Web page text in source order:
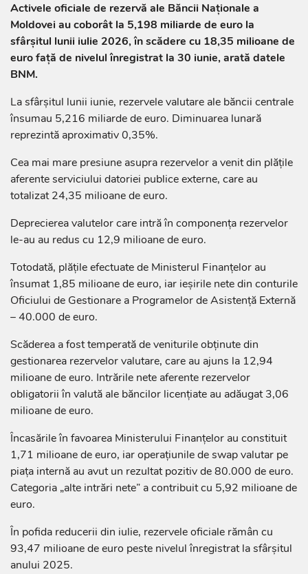
Activele oficiale de rezervă ale Băncii Naționale a
Moldovei au coborât la 5,198 miliarde de euro la
sfârșitul lunii iulie 2026, în scădere cu 18,35 milioane de
euro față de nivelul înregistrat la 30 iunie, arată datele
BNM.
La sfârșitul lunii iunie, rezervele valutare ale băncii centrale
însumau 5,216 miliarde de euro. Diminuarea lunară
reprezintă aproximativ 0,35%.
Cea mai mare presiune asupra rezervelor a venit din plățile
aferente serviciului datoriei publice externe, care au
totalizat 24,35 milioane de euro.
Deprecierea valutelor care intră în componența rezervelor
le-au au redus cu 12,9 milioane de euro.
Totodată, plățile efectuate de Ministerul Finanțelor au
însumat 1,85 milioane de euro, iar ieșirile nete din conturile
Oficiului de Gestionare a Programelor de Asistență Externă
– 40.000 de euro.
Scăderea a fost temperată de veniturile obținute din
gestionarea rezervelor valutare, care au ajuns la 12,94
milioane de euro. Intrările nete aferente rezervelor
obligatorii în valută ale băncilor licențiate au adăugat 3,06
milioane de euro.
Încasările în favoarea Ministerului Finanțelor au constituit
1,71 milioane de euro, iar operațiunile de swap valutar pe
piața internă au avut un rezultat pozitiv de 80.000 de euro.
Categoria „alte intrări nete” a contribuit cu 5,92 milioane de
euro.
În pofida reducerii din iulie, rezervele oficiale rămân cu
93,47 milioane de euro peste nivelul înregistrat la sfârșitul
anului 2025.